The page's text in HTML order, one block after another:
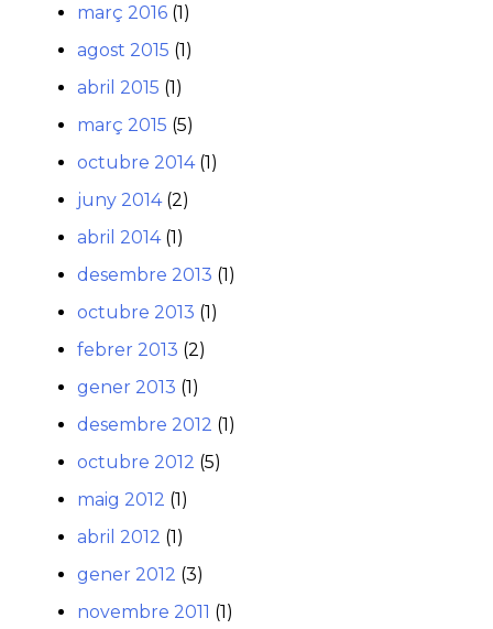
març 2016 (1)
agost 2015 (1)
abril 2015 (1)
març 2015 (5)
octubre 2014(1)
juny 2014(2)
abril 2014(1)
desembre 2013 (1)
octubre 2013 (1)
febrer 2013 (2)
gener 2013 (1)
desembre 2012 (1)
octubre 2012 (5)
maig 2012 (1)
abril 2012 (1)
gener 2012 (3)
novembre 2011 (1)